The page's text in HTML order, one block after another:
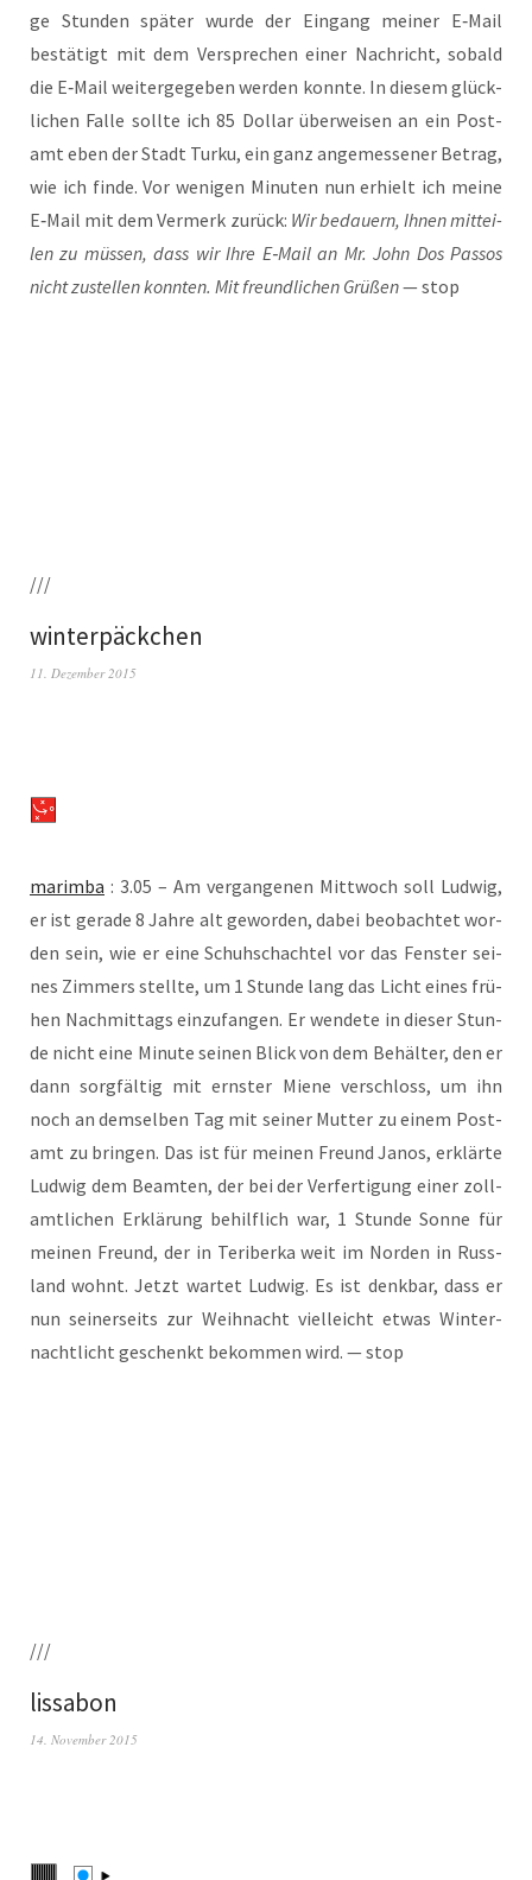
ge Stun­den spä­ter wur­de der Ein­gang mei­ner E‑Mail
bestä­tigt mit dem Ver­spre­chen einer Nach­richt, sobald
die E‑Mail wei­ter­ge­ge­ben wer­den konn­te. In die­sem glück­
li­chen Fal­le soll­te ich 85 Dol­lar über­wei­sen an ein Post­
amt eben der Stadt Tur­ku, ein ganz ange­mes­se­ner Betrag,
wie ich fin­de. Vor weni­gen Minu­ten nun erhielt ich mei­ne
E‑Mail mit dem Ver­merk zurück: Wir bedau­ern, Ihnen mit­tei­
len zu müs­sen, dass wir Ihre E‑Mail an Mr. John Dos Pas­sos
nicht zustel­len konn­ten. Mit freund­li­chen Grü­ßen— stop
///
winterpäckchen
11. Dezember 2015
marim­ba : 3.05 – Am ver­gan­ge­nen Mitt­woch soll Lud­wig,
er ist gera­de 8 Jah­re alt gewor­den, dabei beob­ach­tet wor­
den sein, wie er eine Schuh­schach­tel vor das Fens­ter sei­
nes Zim­mers stell­te, um 1 Stun­de lang das Licht eines frü­
hen Nach­mit­tags ein­zu­fan­gen. Er wen­de­te in die­ser Stun­
de nicht eine Minu­te sei­nen Blick von dem Behäl­ter, den er
dann sorg­fäl­tig mit erns­ter Mie­ne ver­schloss, um ihn
noch an dem­sel­ben Tag mit sei­ner Mut­ter zu einem Post­
amt zu brin­gen. Das ist für mei­nen Freund Janos, erklär­te
Lud­wig dem Beam­ten, der bei der Ver­fer­ti­gung einer zoll­
amt­li­chen Erklä­rung behilf­lich war, 1 Stun­de Son­ne für
mei­nen Freund, der in Teri­ber­ka weit im Nor­den in Russ­
land wohnt. Jetzt war­tet Lud­wig. Es ist denk­bar, dass er
nun sei­ner­seits zur Weih­nacht viel­leicht etwas Win­ter­
nacht­licht geschenkt bekom­men wird. — stop
///
lissabon
14. November 2015